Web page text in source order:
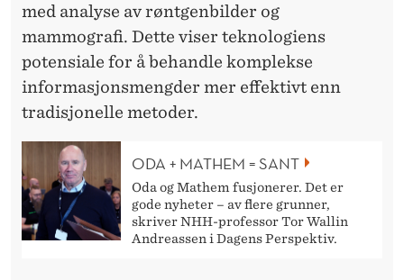
med analyse av røntgenbilder og
mammografi. Dette viser teknologiens
potensiale for å behandle komplekse
informasjonsmengder mer effektivt enn
tradisjonelle metoder.
ODA + MATHEM = SANT
Oda og Mathem fusjonerer. Det er
gode nyheter – av flere grunner,
skriver NHH-professor Tor Wallin
Andreassen i Dagens Perspektiv.